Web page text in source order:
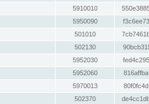
5910010
5950090
501010
502130
5952030
5952060
5970013
502370